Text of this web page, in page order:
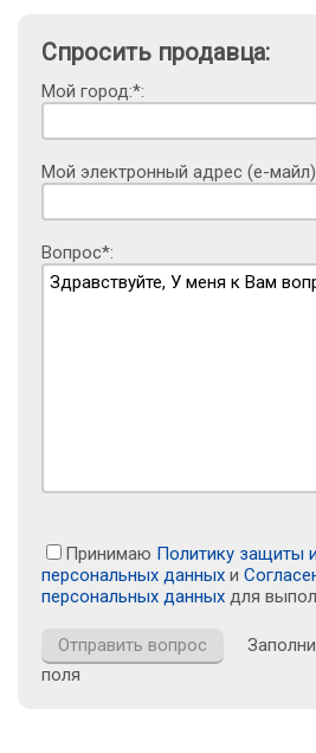
Спросить продавца:
Мой город:*:
Мой электронный адрес (е-
Вопрос*:
Принимаю Политику защиты
персональных данных и
персональных данных для
поля